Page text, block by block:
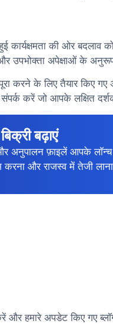
कार्यक्षमता की ओर
उपभोक्ता अपेक्षाओं के
करने के लिए तैयार किए गए
करें जो आपके लक्षित
बढ़ाएं
और अनुपालन फ़ाइलें आपके लॉन्च
और राजस्व में तेजी
और हमारे अपडेट किए गए